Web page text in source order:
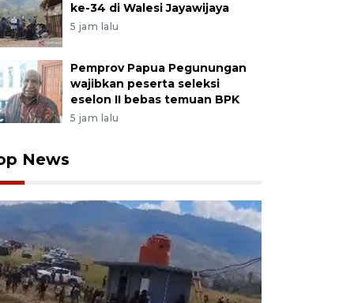
ke-34 di Walesi Jayawijaya
5 jam lalu
Pemprov Papua Pegunungan
wajibkan peserta seleksi
eselon II bebas temuan BPK
5 jam lalu
News